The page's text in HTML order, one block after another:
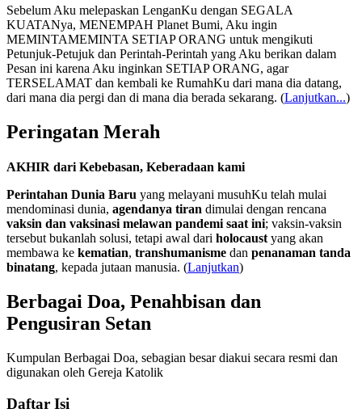
Sebelum Aku melepaskan LenganKu dengan SEGALA
KUATANya, MENEMPAH Planet Bumi, Aku ingin
MEMINTAMEMINTA SETIAP ORANG untuk mengikuti
Petunjuk-Petujuk dan Perintah-Perintah yang Aku berikan dalam
Pesan ini karena Aku inginkan SETIAP ORANG, agar
TERSELAMAT dan kembali ke RumahKu dari mana dia datang,
dari mana dia pergi dan di mana dia berada sekarang. (Lanjutkan...)
Peringatan Merah
AKHIR dari Kebebasan, Keberadaan kami
Perintahan Dunia Baru yang melayani musuhKu telah mulai
mendominasi dunia, agendanya tiran dimulai dengan rencana
vaksin dan vaksinasi melawan pandemi saat ini; vaksin-vaksin
tersebut bukanlah solusi, tetapi awal dari holocaust yang akan
membawa ke kematian, transhumanisme dan penanaman tanda
binatang, kepada jutaan manusia. (Lanjutkan)
Berbagai Doa, Penahbisan dan
Pengusiran Setan
Kumpulan Berbagai Doa, sebagian besar diakui secara resmi dan
digunakan oleh Gereja Katolik
Daftar Isi